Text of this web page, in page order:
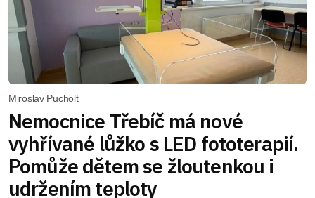
Miroslav Pucholt
Nemocnice Třebíč má nové
vyhřívané lůžko s LED fototerapií.
Pomůže dětem se žloutenkou i
udržením teploty